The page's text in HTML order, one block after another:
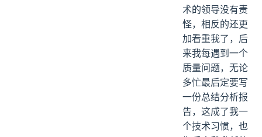
术的领导没有责
怪，相反的还更
加看重我了，后
来我每遇到一个
质量问题，无论
多忙最后定要写
一份总结分析报
告，这成了我一
个技术习惯，也